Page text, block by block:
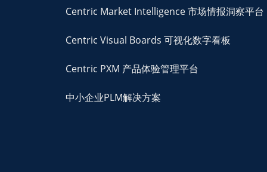
Centric Market Intelligence 市场情报洞察平台
Centric Visual Boards 可视化数字看板
Centric PXM 产品体验管理平台
中小企业PLM解决方案